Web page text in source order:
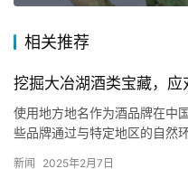
相关推荐
挖掘大冶湖酒类宝藏，
使用地方地名作为酒品牌在中
些品牌通过与特定地区的自然
新闻 2025年2月7日